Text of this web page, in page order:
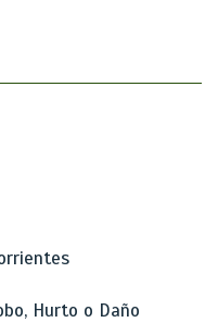
Hurto o Daño